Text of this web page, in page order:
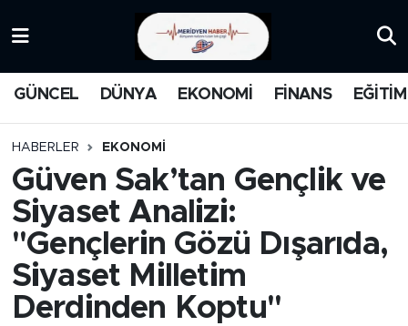
GÜNCEL DÜNYA EKONOMİ FİNANS EĞİTİM
HABERLER EKONOMİ
Güven Sak’tan Gençlik ve
Siyaset Analizi:
''Gençlerin Gözü Dışarıda,
Siyaset Milletim
Derdinden Koptu''
MEDYA
FİNANS
DÜNYA
Trafik Durumu
Süper Lig Puan Durumu ve Fikstür
Tüm Manşetler